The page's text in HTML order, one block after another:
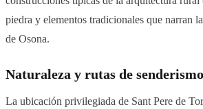
piedra y elementos tradicionales que narran
de Osona.
Naturaleza y rutas de senderismo
La ubicación privilegiada de Sant Pere de